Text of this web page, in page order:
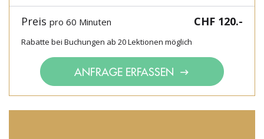
Preis pro 60 Minuten CHF 120.-
Rabatte bei Buchungen ab 20 Lektionen möglich
ANFRAGE ERFASSEN